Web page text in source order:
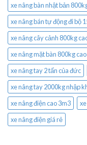
xe nâng bàn nhật bản
xe nâng bán tự động đi bộ
xe nâng cây cảnh 800kg
xe nâng mặt bàn 800kg
xe nâng tay 2 tấn của đức
xe nâng tay 2000kg nhập
xe nâng điện cao 3m3
xe nâng điện giá rẻ